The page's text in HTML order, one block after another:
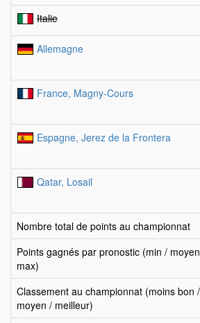
Italie
Allemagne
France, Magny-Cours
Espagne, Jerez de la Frontera
Qatar, Losail
Nombre total de points au championnat
Points gagnés par pronostic (min /
max)
Classement au championnat (moins bon /
moyen / meilleur)